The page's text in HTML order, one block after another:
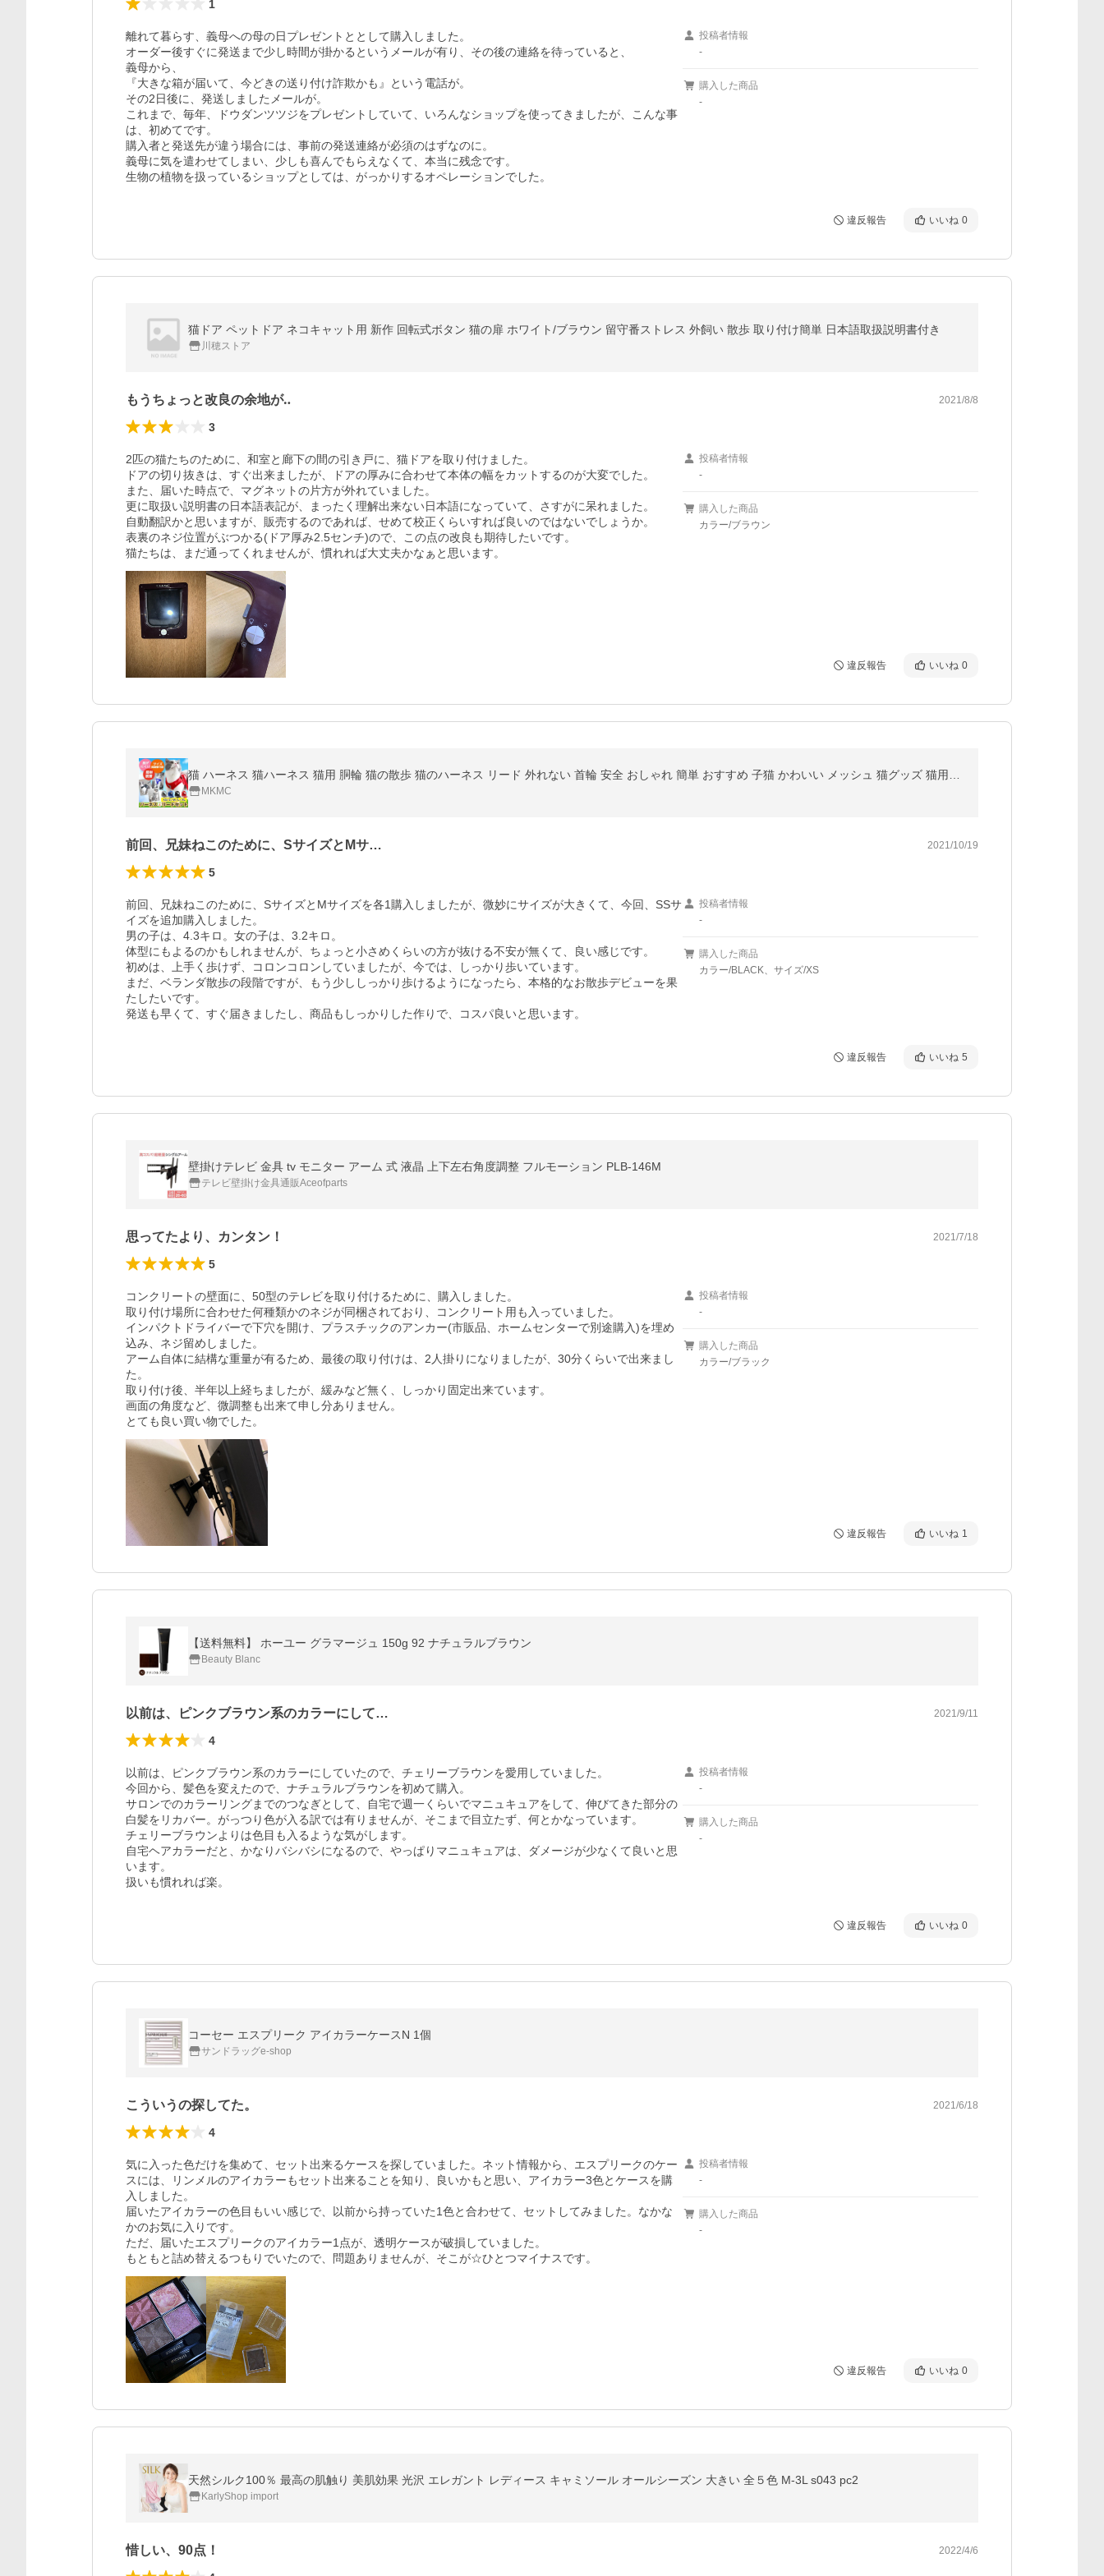
1
離れて暮らす、義母への母の日プレゼントととして購入しました。
オーダー後すぐに発送まで少し時間が掛かるというメールが有り、その後の連絡を待っていると、
義母から、
『大きな箱が届いて、今どきの送り付け詐欺かも』という電話が。
その2日後に、発送しましたメールが。
これまで、毎年、ドウダンツツジをプレゼントしていて、いろんなショップを使ってきましたが、こんな事
は、初めてです。
購入者と発送先が違う場合には、事前の発送連絡が必須のはずなのに。
義母に気を遣わせてしまい、少しも喜んでもらえなくて、本当に残念です。
生物の植物を扱っているショップとしては、がっかりするオペレーションでした。
投稿者情報
-
購入した商品
-
違反報告 いいね 0
猫ドア ペットドア ネコキャット用 新作 回転式ボタン 猫の扉 ホワイト/ブラウン 留守番ストレス 外飼い 散歩 取り付け簡単 日本語取扱説明書付き
川穂ストア
もうちょっと改良の余地が‥ 2021/8/8
3
2匹の猫たちのために、和室と廊下の間の引き戸に、猫ドアを取り付けました。
ドアの切り抜きは、すぐ出来ましたが、ドアの厚みに合わせて本体の幅をカットするのが大変でした。
また、届いた時点で、マグネットの片方が外れていました。
更に取扱い説明書の日本語表記が、まったく理解出来ない日本語になっていて、さすがに呆れました。
自動翻訳かと思いますが、販売するのであれば、せめて校正くらいすれば良いのではないでしょうか。
表裏のネジ位置がぶつかる(ドア厚み2.5センチ)ので、この点の改良も期待したいです。
猫たちは、まだ通ってくれませんが、慣れれば大丈夫かなぁと思います。
投稿者情報
-
購入した商品
カラー/ブラウン
違反報告 いいね 0
MKMC
前回、兄妹ねこのために、SサイズとMサ… 2021/10/19
5
前回、兄妹ねこのために、SサイズとMサイズを各1購入しましたが、微妙にサイズが大きくて、今回、SSサ
イズを追加購入しました。
男の子は、4.3キロ。女の子は、3.2キロ。
体型にもよるのかもしれませんが、ちょっと小さめくらいの方が抜ける不安が無くて、良い感じです。
初めは、上手く歩けず、コロンコロンしていましたが、今では、しっかり歩いています。
まだ、ベランダ散歩の段階ですが、もう少ししっかり歩けるようになったら、本格的なお散歩デビューを果
たしたいです。
発送も早くて、すぐ届きましたし、商品もしっかりした作りで、コスパ良いと思います。
投稿者情報
-
購入した商品
カラー/BLACK、サイズ/XS
違反報告 いいね 5
壁掛けテレビ 金具 tv モニター アーム 式 液晶 上下左右角度調整 フルモーション PLB-146M
テレビ壁掛け金具通販Aceofparts
思ってたより、カンタン！ 2021/7/18
5
コンクリートの壁面に、50型のテレビを取り付けるために、購入しました。
取り付け場所に合わせた何種類かのネジが同梱されており、コンクリート用も入っていました。
インパクトドライバーで下穴を開け、プラスチックのアンカー(市販品、ホームセンターで別途購入)を埋め
込み、ネジ留めしました。
アーム自体に結構な重量が有るため、最後の取り付けは、2人掛りになりましたが、30分くらいで出来まし
た。
取り付け後、半年以上経ちましたが、緩みなど無く、しっかり固定出来ています。
画面の角度など、微調整も出来て申し分ありません。
とても良い買い物でした。
投稿者情報
-
購入した商品
カラー/ブラック
違反報告 いいね 1
【送料無料】 ホーユー グラマージュ 150g 92 ナチュラルブラウン
Beauty Blanc
以前は、ピンクブラウン系のカラーにして… 2021/9/11
4
以前は、ピンクブラウン系のカラーにしていたので、チェリーブラウンを愛用していました。
今回から、髪色を変えたので、ナチュラルブラウンを初めて購入。
サロンでのカラーリングまでのつなぎとして、自宅で週一くらいでマニュキュアをして、伸びてきた部分の
白髪をリカバー。がっつり色が入る訳では有りませんが、そこまで目立たず、何とかなっています。
チェリーブラウンよりは色目も入るような気がします。
自宅ヘアカラーだと、かなりバシバシになるので、やっぱりマニュキュアは、ダメージが少なくて良いと思
います。
扱いも慣れれば楽。
投稿者情報
-
購入した商品
-
違反報告 いいね 0
コーセー エスプリーク アイカラーケースN 1個
サンドラッグe-shop
こういうの探してた。 2021/6/18
4
気に入った色だけを集めて、セット出来るケースを探していました。ネット情報から、エスプリークのケー
スには、リンメルのアイカラーもセット出来ることを知り、良いかもと思い、アイカラー3色とケースを購
入しました。
届いたアイカラーの色目もいい感じで、以前から持っていた1色と合わせて、セットしてみました。なかな
かのお気に入りです。
ただ、届いたエスプリークのアイカラー1点が、透明ケースが破損していました。
もともと詰め替えるつもりでいたので、問題ありませんが、そこが☆ひとつマイナスです。
投稿者情報
-
購入した商品
-
違反報告 いいね 0
天然シルク100％ 最高の肌触り 美肌効果 光沢 エレガント レディース キャミソール オールシーズン 大きい 全５色 M-3L s043 pc2
KarlyShop import
惜しい、90点！ 2022/4/6